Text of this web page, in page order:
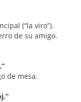
(“la viro”).
de su amigo.
de mesa.